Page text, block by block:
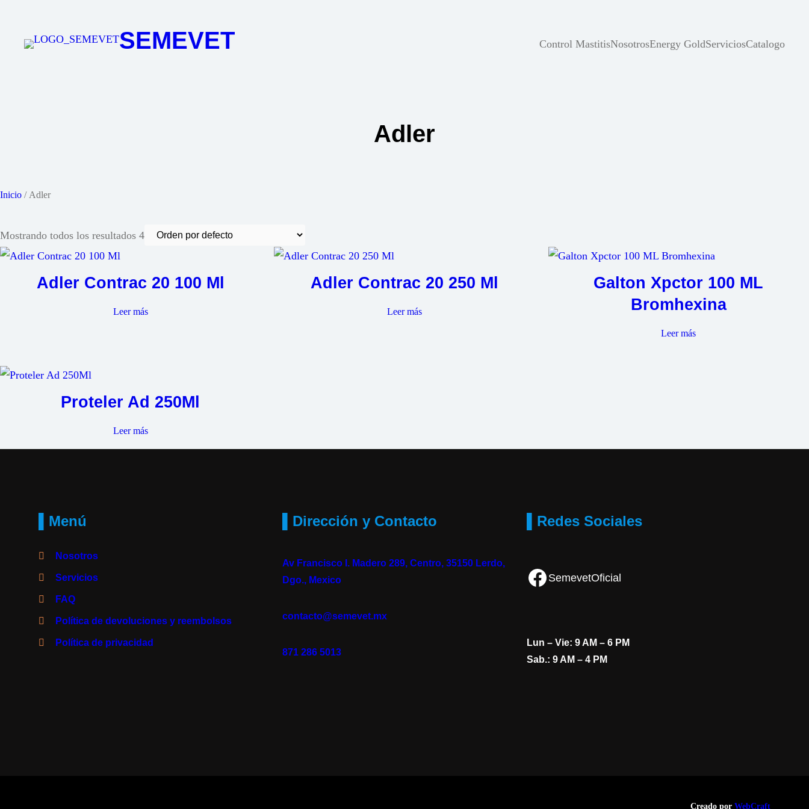
contenido
SEMEVET Control MastitisNosotrosEnergy GoldServiciosCatalogo
Adler
Inicio / Adler
Mostrando todos los resultados 4
Adler Contrac 20 100 Ml
Leer más
Adler Contrac 20 250 Ml
Leer más
Galton Xpctor 100 ML
Bromhexina
Leer más
Proteler Ad 250Ml
Leer más
▌Menú
Nosotros
Servicios
FAQ
Política de devoluciones y reembolsos
Política de privacidad
▌Dirección y Contacto
Av Francisco I. Madero 289, Centro, 35150 Lerdo,
Dgo., Mexico
contacto@semevet.mx
871 286 5013
▌Redes Sociales
Facebook SemevetOficial
Lun – Vie: 9 AM – 6 PM
Sab.: 9 AM – 4 PM
Creado por WebCraft